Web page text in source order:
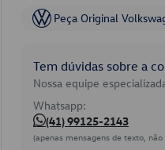
Peça Original
Tem dúvidas sobre a
Nossa equipe
Whatsapp:
(41) 99125-2143
(apenas mensagens de texto,